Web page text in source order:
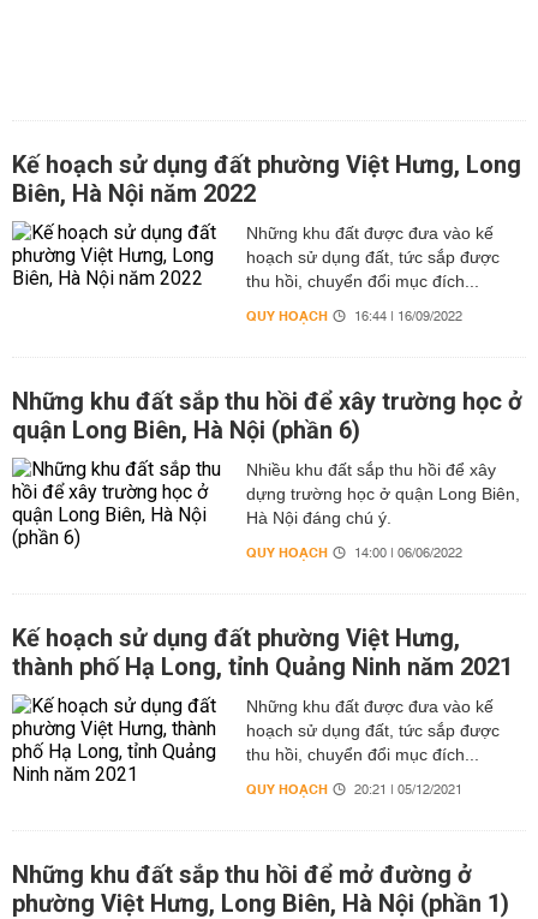
Kế hoạch sử dụng đất phường Việt Hưng, Long
Biên, Hà Nội năm 2022
Những khu đất được đưa vào kế
hoạch sử dụng đất, tức sắp được
thu hồi, chuyển đổi mục đích...
QUY HOẠCH 16:44 | 16/09/2022
Những khu đất sắp thu hồi để xây trường học ở
quận Long Biên, Hà Nội (phần 6)
Nhiều khu đất sắp thu hồi để xây
dựng trường học ở quận Long Biên,
Hà Nội đáng chú ý.
QUY HOẠCH 14:00 | 06/06/2022
Kế hoạch sử dụng đất phường Việt Hưng,
thành phố Hạ Long, tỉnh Quảng Ninh năm 2021
Những khu đất được đưa vào kế
hoạch sử dụng đất, tức sắp được
thu hồi, chuyển đổi mục đích...
QUY HOẠCH 20:21 | 05/12/2021
Những khu đất sắp thu hồi để mở đường ở
phường Việt Hưng, Long Biên, Hà Nội (phần 1)